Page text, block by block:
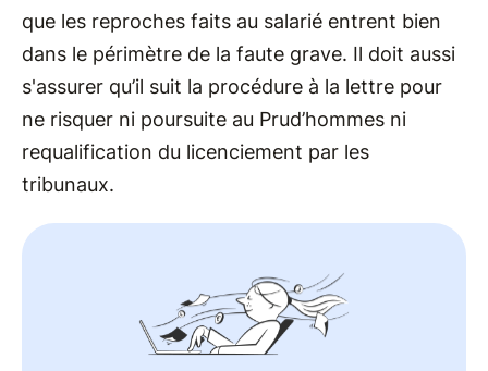
que les reproches faits au salarié entrent bien
dans le périmètre de la faute grave. Il doit aussi
s'assurer qu’il suit la procédure à la lettre pour
ne risquer ni poursuite au Prud’hommes ni
requalification du licenciement par les
tribunaux.